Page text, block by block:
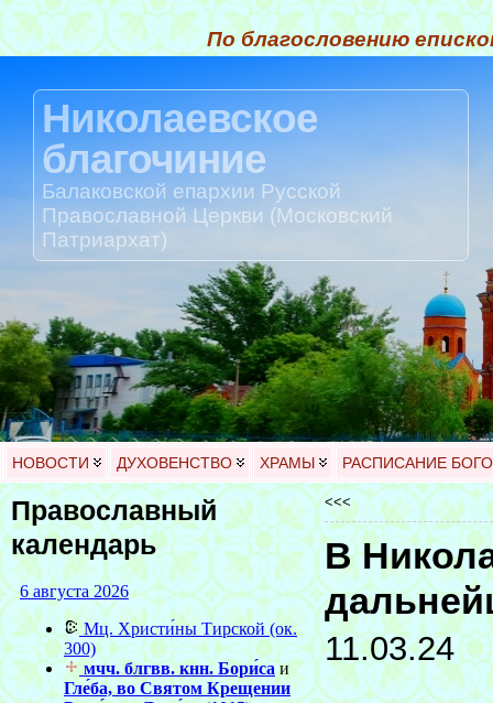
По благословению
Николаевское
благочиние
Балаковской епархии Русской
Православной Церкви (Московский
Патриархат)
НОВОСТИ ДУХОВЕНСТВО ХРАМЫ РАСПИСАНИЕ
Православный
календарь
<<<
В
11.03.24